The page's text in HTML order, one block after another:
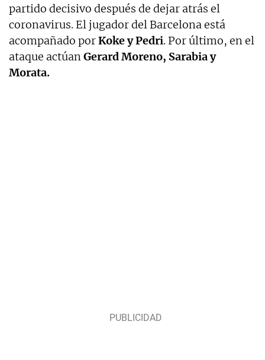
partido decisivo después de dejar atrás el
coronavirus. El jugador del Barcelona está
acompañado porKoke y Pedri. Por último, en el
ataque actúanGerard Moreno, Sarabia y
Morata.